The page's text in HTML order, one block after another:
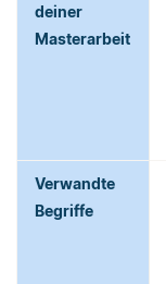
deiner
Masterarbeit
Verwandte
Begriffe